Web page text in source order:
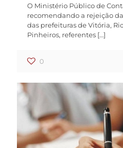
O Ministério Público de
recomendando a rejeição
das prefeituras de Vitória,
Pinheiros, referentes […]
0